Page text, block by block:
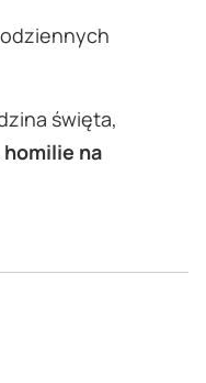
święta,
homilie na